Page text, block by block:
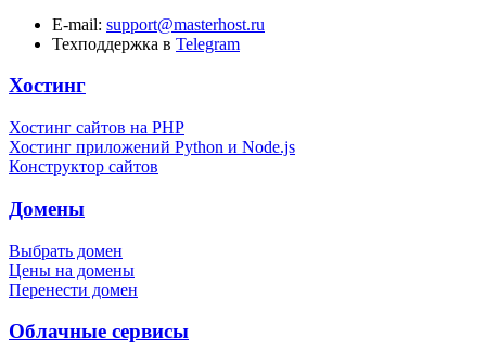
E-mail: support@masterhost.ru
Техподдержка в Telegram
Хостинг
Хостинг сайтов на PHP
Хостинг приложений Python и Node.js
Конструктор сайтов
Домены
Выбрать домен
Цены на домены
Перенести домен
Облачные сервисы